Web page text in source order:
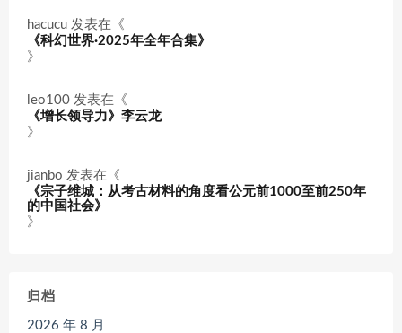
hacucu 发表在《
《科幻世界·2025年全年合集》
》
leo100 发表在《
《增长领导力》李云龙
》
jianbo 发表在《
《宗子维城：从考古材料的角度看公元前1000至前250年
的中国社会》
》
归档
2026 年 8 月